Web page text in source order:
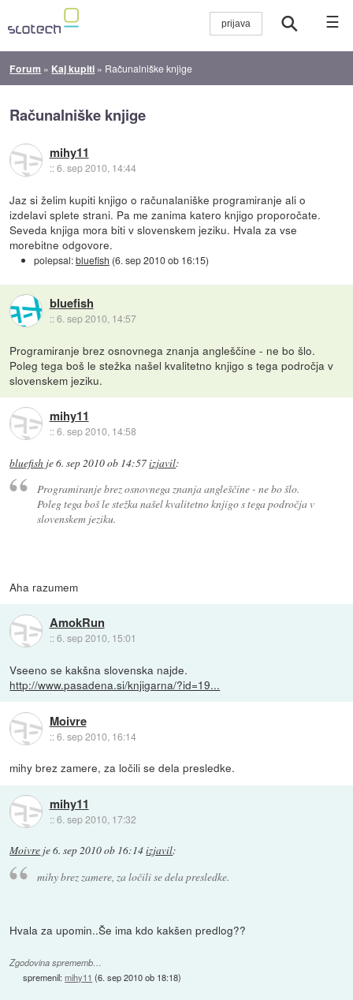
☰
Forum » Kaj kupiti » Računalniške knjige
Računalniške knjige
mihy11
::6. sep 2010, 14:44
Jaz si želim kupiti knjigo o računalaniške programiranje ali o
izdelavi splete strani. Pa me zanima katero knjigo proporočate.
Seveda knjiga mora biti v slovenskem jeziku. Hvala za vse
morebitne odgovore.
polepsal:bluefish (6. sep 2010 ob 16:15)
bluefish
::6. sep 2010, 14:57
Programiranje brez osnovnega znanja angleščine - ne bo šlo.
Poleg tega boš le stežka našel kvalitetno knjigo s tega področja v
slovenskem jeziku.
mihy11
::6. sep 2010, 14:58
bluefish je6. sep 2010 ob 14:57izjavil:
Programiranje brez osnovnega znanja angleščine - ne bo šlo.
Poleg tega boš le stežka našel kvalitetno knjigo s tega področja v
slovenskem jeziku.
Aha razumem
AmokRun
::6. sep 2010, 15:01
Vseeno se kakšna slovenska najde.
http://www.pasadena.si/knjigarna/?id=19...
Moivre
::6. sep 2010, 16:14
mihy brez zamere, za ločili se dela presledke.
mihy11
::6. sep 2010, 17:32
Moivre je6. sep 2010 ob 16:14izjavil:
mihy brez zamere, za ločili se dela presledke.
Hvala za upomin..Še ima kdo kakšen predlog??
Zgodovina sprememb…
spremenil:mihy11 (6. sep 2010 ob 18:18)